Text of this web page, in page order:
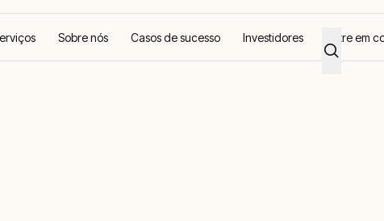
Sobre nós Casos de sucesso Investidores Entre em